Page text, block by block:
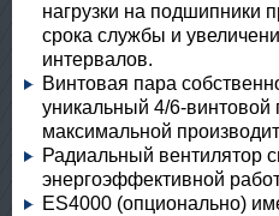
нагрузки на подшипники
срока службы и
интервалов.
Винтовая пара
уникальный 4/6-винтовой
максимальной
Радиальный вентилятор
энергоэффективной
ES4000 (опционально)